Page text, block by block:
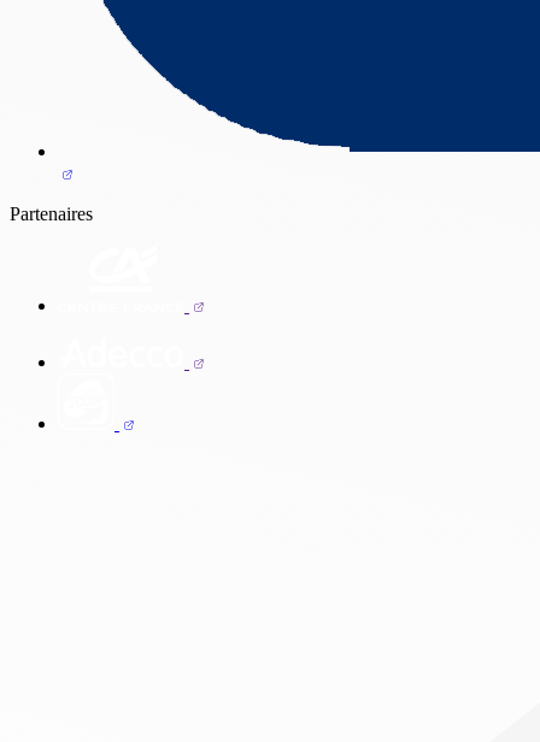
Partenaires